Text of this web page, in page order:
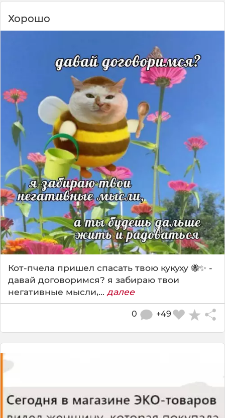
Хорошо
Кот-пчела пришел спасать твою кукуху 🐝✨ -
давай договоримся? я забираю твои
негативные мысли,... далее
+49
0